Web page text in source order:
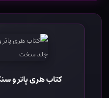
کتاب هری پاتر و